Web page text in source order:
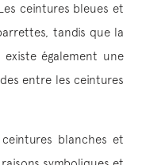
ceintures bleues et
tandis que la
également une
entre les ceintures
blanches et